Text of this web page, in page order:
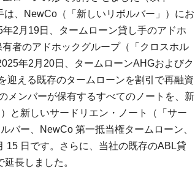
、NewCo（「新しいリボルバー」）にお
2月19日、タームローン貸し手のアドホ
者のアドホックグループ（「クロスホル
年2月20日、タームローンAHGおよびク
迎える既存のタームローンを割引で再融資
メンバーが保有するすべてのノートを、新
と新しいサードリエン・ノート（「サー
バー、NewCo 第一抵当権タームローン、
15 日です。さらに、当社の既存のABL貸
長しました。